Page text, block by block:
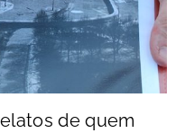
de quem